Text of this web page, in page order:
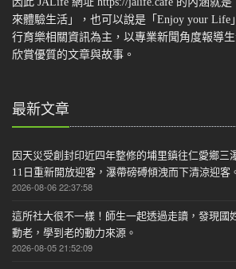
來體驗生活」，也可以說是「Enjoy your Life
行育樂相關資訊為主，以專業新聞角度報導
欣賞優質的文章與故事。
最新文章
因天災受創封印近四年整修的埔里鎮往仁愛鄉三
11日重新開放迎客，瀑帶磅磗傾洩而下清涼迎客
2026-08-06 22:37:58
這所社大很不一樣！師生一起透過走讀，發現國
動老，學到老的動力來源。
2026-08-05 21:52:09